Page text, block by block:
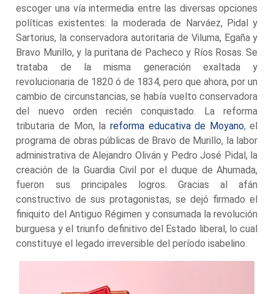
escoger una vía intermedia entre las diversas opciones
políticas existentes: la moderada de Narváez, Pidal y
Sartorius, la conservadora autoritaria de Viluma, Egaña y
Bravo Murillo, y la puritana de Pacheco y Ríos Rosas. Se
trataba de la misma generación exaltada y
revolucionaria de 1820 ó de 1834, pero que ahora, por un
cambio de circunstancias, se había vuelto conservadora
del nuevo orden recién conquistado. La reforma
tributaria de Mon, la reforma educativa de Moyano, el
programa de obras públicas de Bravo de Murillo, la labor
administrativa de Alejandro Oliván y Pedro José Pidal, la
creación de la Guardia Civil por el duque de Ahumada,
fueron sus principales logros. Gracias al afán
constructivo de sus protagonistas, se dejó firmado el
finiquito del Antiguo Régimen y consumada la revolución
burguesa y el triunfo definitivo del Estado liberal, lo cual
constituye el legado irreversible del período isabelino.